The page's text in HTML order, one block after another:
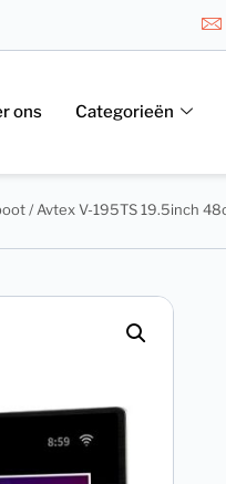
ons Categorieën
/ Avtex V-195TS 19.5inch